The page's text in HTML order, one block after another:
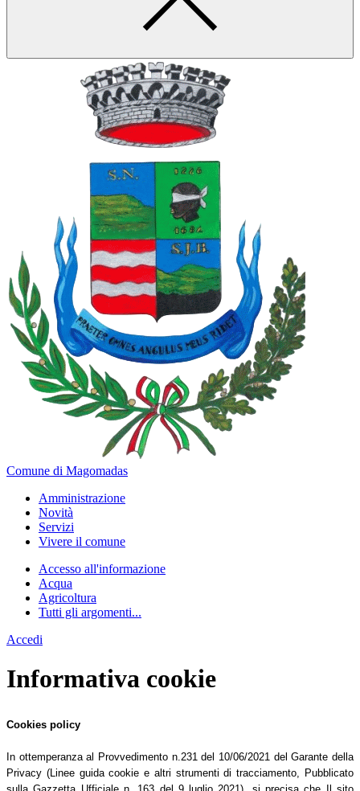
Comune di Magomadas
Amministrazione
Novità
Servizi
Vivere il comune
Accesso all'informazione
Acqua
Agricoltura
Tutti gli argomenti...
Accedi
Informativa cookie
Cookies policy
In ottemperanza al Provvedimento n.231 del 10/06/2021 del Garante della
Privacy (Linee guida cookie e altri strumenti di tracciamento, Pubblicato